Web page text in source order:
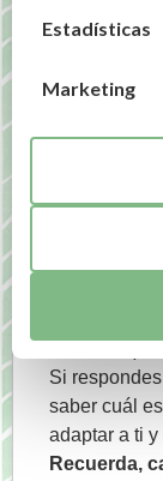
¿Para
¿Sufre
la piel
la
¿En
cuerpo,
Si
saber cuál
adaptar a ti
Recuerda,
Estadísticas
Marketing